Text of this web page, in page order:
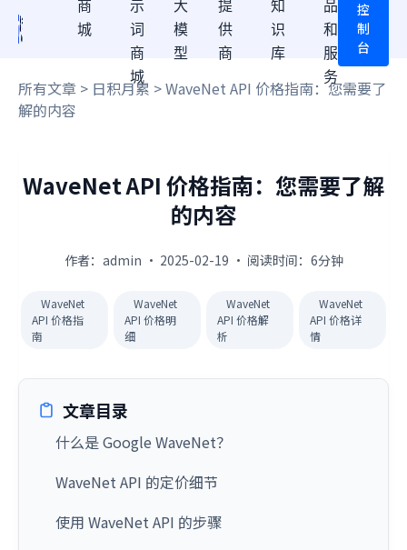
商
城
示
词
商
城
大
模
型
提
供
商
知
识
库
品
和
服
务
控
制
台
所有文章 > 日积月累 > WaveNet API 价格指南：您需要了
解的内容
WaveNet API 价格指南：您需要了解
的内容
作者：admin · 2025-02-19 · 阅读时间：6分钟
WaveNet
API 价格指
南
WaveNet
API 价格明
细
WaveNet
API 价格解
析
WaveNet
API 价格详
情
文章目录
什么是 Google WaveNet？
WaveNet API 的定价细节
使用 WaveNet API 的步骤